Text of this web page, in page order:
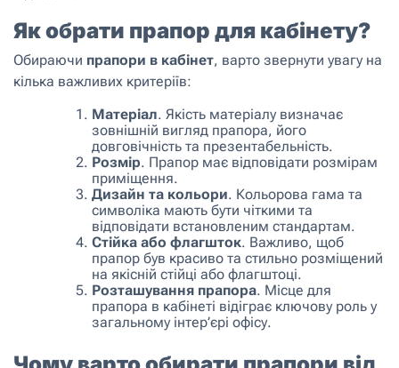
Як обрати прапор для кабінету?
Обираючи прапори в кабінет, варто звернути увагу на
кілька важливих критеріїв:
Матеріал. Якість матеріалу визначає
зовнішній вигляд прапора, його
довговічність та презентабельність.
Розмір. Прапор має відповідати розмірам
приміщення.
Дизайн та кольори. Кольорова гама та
символіка мають бути чіткими та
відповідати встановленим стандартам.
Стійка або флагшток. Важливо, щоб
прапор був красиво та стильно розміщений
на якісній стійці або флагштоці.
Розташування прапора. Місце для
прапора в кабінеті відіграє ключову роль у
загальному інтер’єрі офісу.